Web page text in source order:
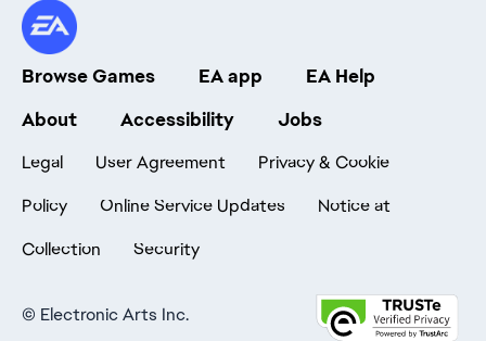
Browse Games EA app
EA Help
About
Accessibility Jobs
Legal User Agreement
Privacy & Cookie
Policy
Online Service Updates
Notice at
Collection
Security
© Electronic Arts Inc.